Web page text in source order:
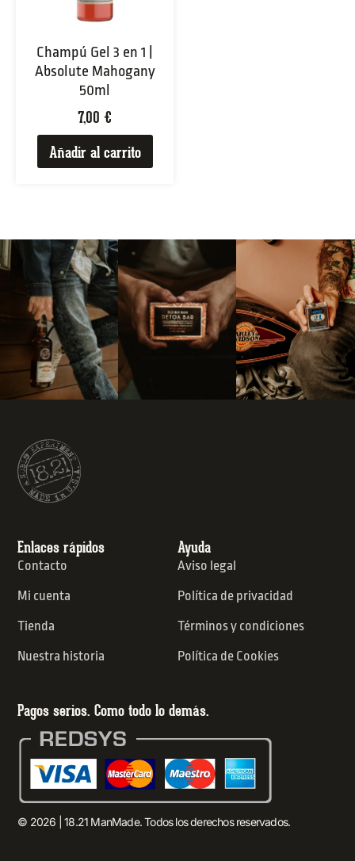
Champú Gel 3 en 1 |
Absolute Mahogany
50ml
7,00 €
Añadir al carrito
Enlaces rápidos
Contacto
Mi cuenta
Tienda
Nuestra historia
Ayuda
Aviso legal
Política de privacidad
Términos y condiciones
Política de Cookies
Pagos serios. Como todo lo demás.
© 2026 | 18.21 ManMade. Todos los derechos reservados.